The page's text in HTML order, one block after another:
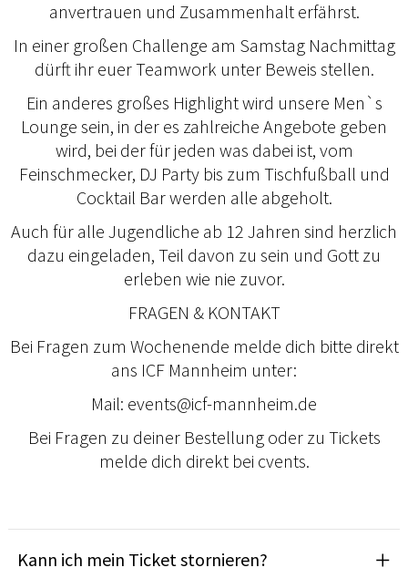
anvertrauen und Zusammenhalt erfährst.
In einer großen Challenge am Samstag Nachmittag
dürft ihr euer Teamwork unter Beweis stellen.
Ein anderes großes Highlight wird unsere Men`s
Lounge sein, in der es zahlreiche Angebote geben
wird, bei der für jeden was dabei ist, vom
Feinschmecker, DJ Party bis zum Tischfußball und
Cocktail Bar werden alle abgeholt.
Auch für alle Jugendliche ab 12 Jahren sind herzlich
dazu eingeladen, Teil davon zu sein und Gott zu
erleben wie nie zuvor.
FRAGEN & KONTAKT
Bei Fragen zum Wochenende melde dich bitte direkt
ans ICF Mannheim unter:
Mail: events@icf-mannheim.de
Bei Fragen zu deiner Bestellung oder zu Tickets
melde dich direkt bei cvents.
Kann ich mein Ticket stornieren?